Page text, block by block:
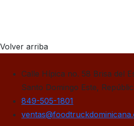
Volver arriba
Calle Hípica no. 58 Brisa del
Santo Domingo Este,
849-505-1801